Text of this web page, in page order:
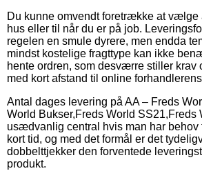
Du kunne omvendt foretrække at vælge
hus eller til når du er på job.
regelen en smule dyrere, men endda
mindst kostelige fragttype kan ikke
hente ordren, som desværre stiller krav
med kort afstand til online
Antal dages levering på AA – Freds
World Bukser,Freds World SS21,Freds
usædvanlig central hvis man har behov
kort tid, og med det formål er det
dobbelttjekker den forventede
produkt.